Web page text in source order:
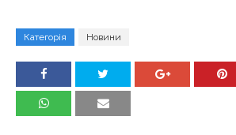
Категорія Новини